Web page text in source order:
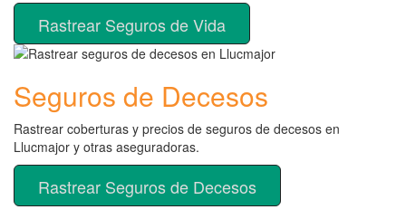
Rastrear Seguros de Vida
Seguros de Decesos
Rastrear coberturas y precios de seguros de decesos en
Llucmajor y otras aseguradoras.
Rastrear Seguros de Decesos